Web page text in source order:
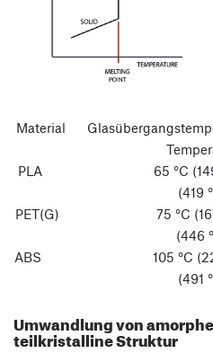
Material
PLA 65 °C
(419
PET(G) 75 °C
(446
ABS 105 °C
(491
Umwandlung von
teilkristalline Struktur